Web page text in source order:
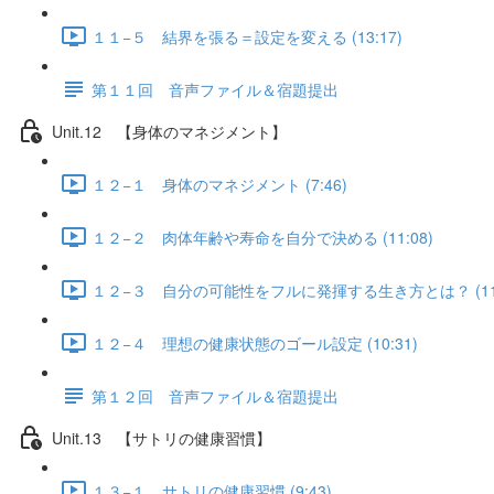
１１−５ 結界を張る＝設定を変える (13:17)
第１１回 音声ファイル＆宿題提出
Unit.12 【身体のマネジメント】
１２−１ 身体のマネジメント (7:46)
１２−２ 肉体年齢や寿命を自分で決める (11:08)
１２−３ 自分の可能性をフルに発揮する生き方とは？
１２−４ 理想の健康状態のゴール設定 (10:31)
第１２回 音声ファイル＆宿題提出
Unit.13 【サトリの健康習慣】